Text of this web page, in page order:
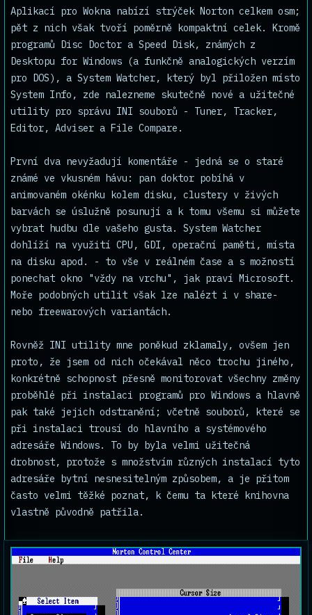
Aplikací pro Wokna nabízí strýček Norton celkem osm;
pět z nich však tvoří poměrně kompaktní celek. Kromě
programů Disc Doctor a Speed Disk, známých z
Desktopu for Windows (a funkčně analogických verzím
pro DOS), a System Watcher, který byl přiložen místo
System Info, zde nalezneme skutečně nové a užitečné
utility pro správu INI souborů - Tuner, Tracker,
Editor, Adviser a File Compare.
První dva nevyžadují komentáře - jedná se o staré
známé ve vkusném hávu: pan doktor pobíhá v
animovaném okénku kolem disku, clustery v živých
barvách se úslužně posunují a k tomu všemu si můžete
vybrat hudbu dle vašeho gusta. System Watcher
dohlíží na využití CPU, GDI, operační paměti, místa
na disku apod. - to vše v reálném čase a s možností
ponechat okno "vždy na vrchu", jak praví Microsoft.
Moře podobných utilit však lze nalézt i v share-
nebo freewarových variantách.
Rovněž INI utility mne poněkud zklamaly, ovšem jen
proto, že jsem od nich očekával něco trochu jiného,
konkrétně schopnost přesně monitorovat všechny změny
proběhlé při instalaci programů pro Windows a hlavně
pak také jejich odstranění; včetně souborů, které se
při instalaci trousí do hlavního a systémového
adresáře Windows. To by byla velmi užitečná
drobnost, protože s množstvím různých instalací tyto
adresáře bytní nesnesitelným způsobem, a je přitom
často velmi těžké poznat, k čemu ta které knihovna
vlastně původně patřila.